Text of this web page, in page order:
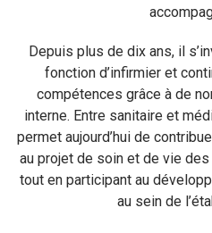
Depuis plus de dix ans, il
fonction d’infirmier et
compétences grâce à de
interne. Entre sanitaire et
permet aujourd’hui de
au projet de soin et de vie
tout en participant au
au sein de